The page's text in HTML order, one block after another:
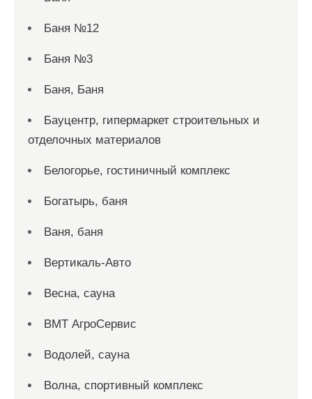
Баня №12
Баня №3
Баня, Баня
Бауцентр, гипермаркет строительных и
отделочных материалов
Белогорье, гостиничный комплекс
Богатырь, баня
Ваня, баня
Вертикаль-Авто
Весна, сауна
ВМТ АгроСервис
Водолей, сауна
Волна, спортивный комплекс